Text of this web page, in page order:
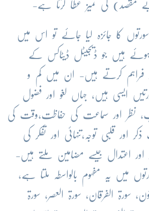
مقصد) کی تمیز عطا کرتا ہے-
کا جائزہ لیا جائے تو اس میں
ہیں جو ڈیجیٹل ڈیٹاکس کے
فراہم کرتے ہیں- ان میں کم و
سے 15 سورتیں ایسی ہیں، جہاں لغو اور فضول
نظر اور سماعت کی حفاظت،وقت کی
اور قلبی توجہ،تنہائی اور تفکر کی
اور اعتدال جیسے مضامین ملتے ہیں-
میں یہ مفہوم بالواسطہ ملتا ہے،
سورۃ الفرقان، سورۃ العصر، سورۃ